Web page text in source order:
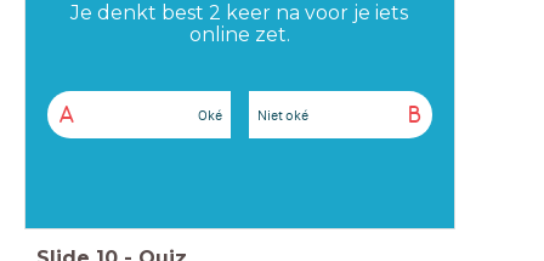
Je denkt best 2 keer na voor je iets
online zet.
A Oké B
Niet oké